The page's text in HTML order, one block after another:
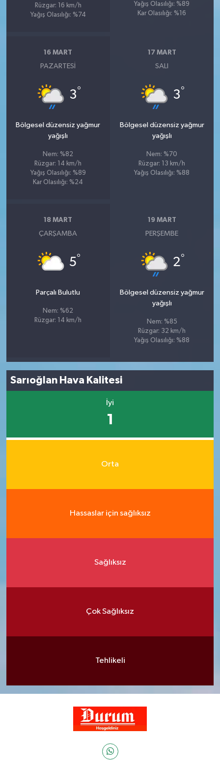
Rüzgar: 16 km/h
Yağış Olasılığı: %74
Yağış Olasılığı: %89
Kar Olasılığı: %16
16 MART
PAZARTESI
3°
Bölgesel düzensiz yağmur
yağışlı
Nem: %82
Rüzgar: 14 km/h
Yağış Olasılığı: %89
Kar Olasılığı: %24
17 MART
SALI
3°
Bölgesel düzensiz yağmur
yağışlı
Nem: %70
Rüzgar: 13 km/h
Yağış Olasılığı: %88
18 MART
ÇARŞAMBA
5°
Parçalı Bulutlu
Nem: %62
Rüzgar: 14 km/h
19 MART
PERŞEMBE
2°
Bölgesel düzensiz yağmur
yağışlı
Nem: %85
Rüzgar: 32 km/h
Yağış Olasılığı: %88
Sarıoğlan Hava Kalitesi
İyi
1
Orta
Hassaslar için sağlıksız
Sağlıksız
Çok Sağlıksız
Tehlikeli